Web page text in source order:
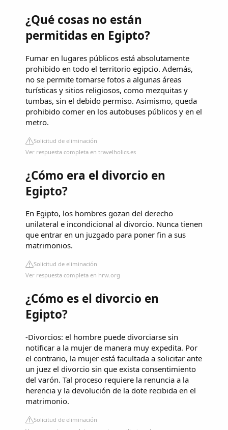
¿Qué cosas no están
permitidas en Egipto?
Fumar en lugares públicos está absolutamente
prohibido en todo el territorio egipcio. Además,
no se permite tomarse fotos a algunas áreas
turísticas y sitios religiosos, como mezquitas y
tumbas, sin el debido permiso. Asimismo, queda
prohibido comer en los autobuses públicos y en el
metro.
Solicitud de eliminación
Ver respuesta completa en travelholics.es
¿Cómo era el divorcio en
Egipto?
En Egipto, los hombres gozan del derecho
unilateral e incondicional al divorcio. Nunca tienen
que entrar en un juzgado para poner fin a sus
matrimonios.
Solicitud de eliminación
Ver respuesta completa en hrw.org
¿Cómo es el divorcio en
Egipto?
-Divorcios: el hombre puede divorciarse sin
notificar a la mujer de manera muy expedita. Por
el contrario, la mujer está facultada a solicitar ante
un juez el divorcio sin que exista consentimiento
del varón. Tal proceso requiere la renuncia a la
herencia y la devolución de la dote recibida en el
matrimonio.
Solicitud de eliminación